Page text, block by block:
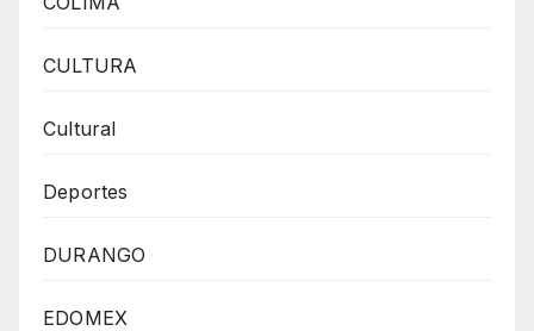
CULTURA
Cultural
Deportes
DURANGO
EDOMEX